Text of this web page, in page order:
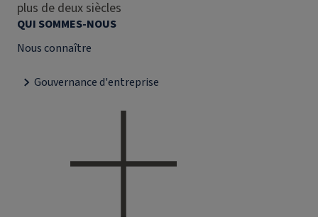
plus de deux siècles
QUI SOMMES-NOUS
Nous connaître
Gouvernance d'entreprise